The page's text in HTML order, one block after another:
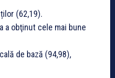
(62,19).
a obţinut cele mai bune
de bază (94,98),